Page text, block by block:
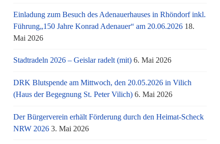
Einladung zum Besuch des Adenauerhauses in Rhöndorf inkl.
Führung„150 Jahre Konrad Adenauer“ am 20.06.2026 18.
Mai 2026
Stadtradeln 2026 – Geislar radelt (mit) 6. Mai 2026
DRK Blutspende am Mittwoch, den 20.05.2026 in Vilich
(Haus der Begegnung St. Peter Vilich) 6. Mai 2026
Der Bürgerverein erhält Förderung durch den Heimat-Scheck
NRW 2026 3. Mai 2026